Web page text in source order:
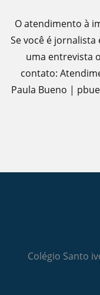
O atendimento à
Se você é
uma entrevista
contato:
Paula Bueno |
Colégio Santo